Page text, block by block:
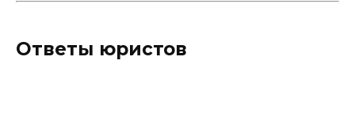
Ответы юристов